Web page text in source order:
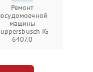
Ремонт
машины
IG
6407.0